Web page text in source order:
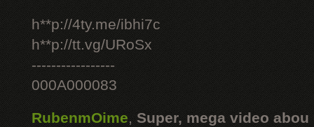
h**p://4ty.me/ibhi7c
h**p://tt.vg/URoSx
-----------------
000A000083
RubenmOime, Super, mega video abou